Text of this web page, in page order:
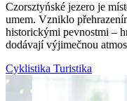
Czorsztyńské jezero je
umem. Vzniklo
historickými pevnostmi –
dodávají výjimečnou
Cyklistika Turistika